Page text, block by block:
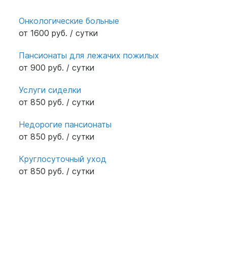
Онкологические больные
от 1600 руб. / сутки
Пансионаты для лежачих пожилых
от 900 руб. / сутки
Услуги сиделки
от 850 руб. / сутки
Недорогие пансионаты
от 850 руб. / сутки
Круглосуточный уход
от 850 руб. / сутки